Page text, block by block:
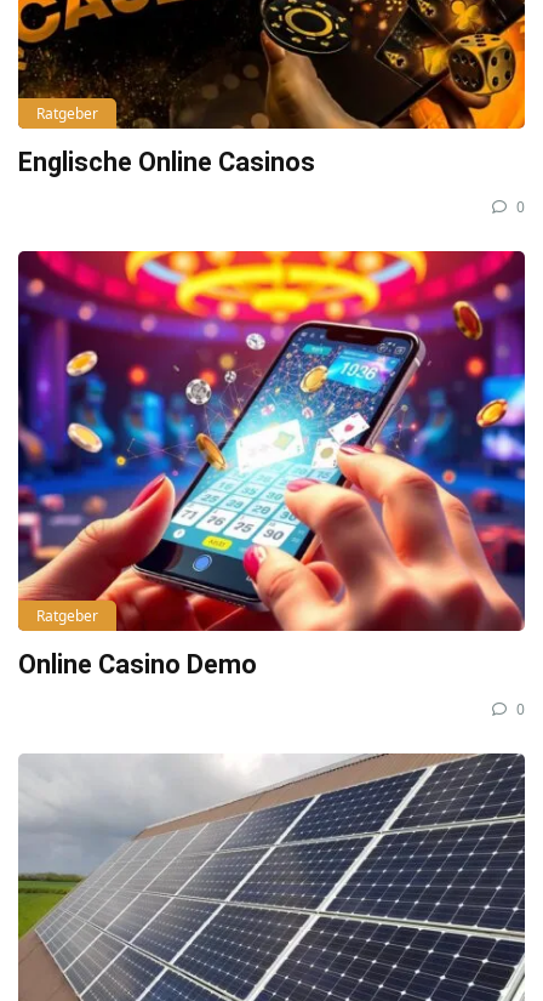
Ratgeber
Englische Online Casinos
0
Ratgeber
Online Casino Demo
0